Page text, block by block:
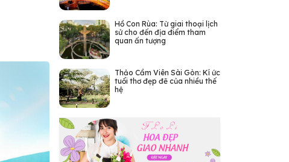
Hồ Con Rùa: Từ giai thoại lịch
sử cho đến địa điểm tham
quan ấn tượng
Thảo Cầm Viên Sài Gòn: Kí ức
tuổi thơ đẹp đẽ của nhiều thế
hệ